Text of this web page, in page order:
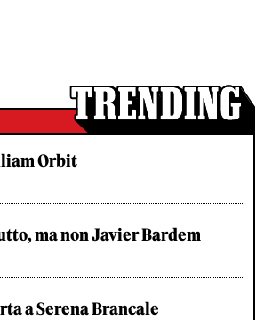
Orbit
ma non Javier Bardem
a Serena Brancale